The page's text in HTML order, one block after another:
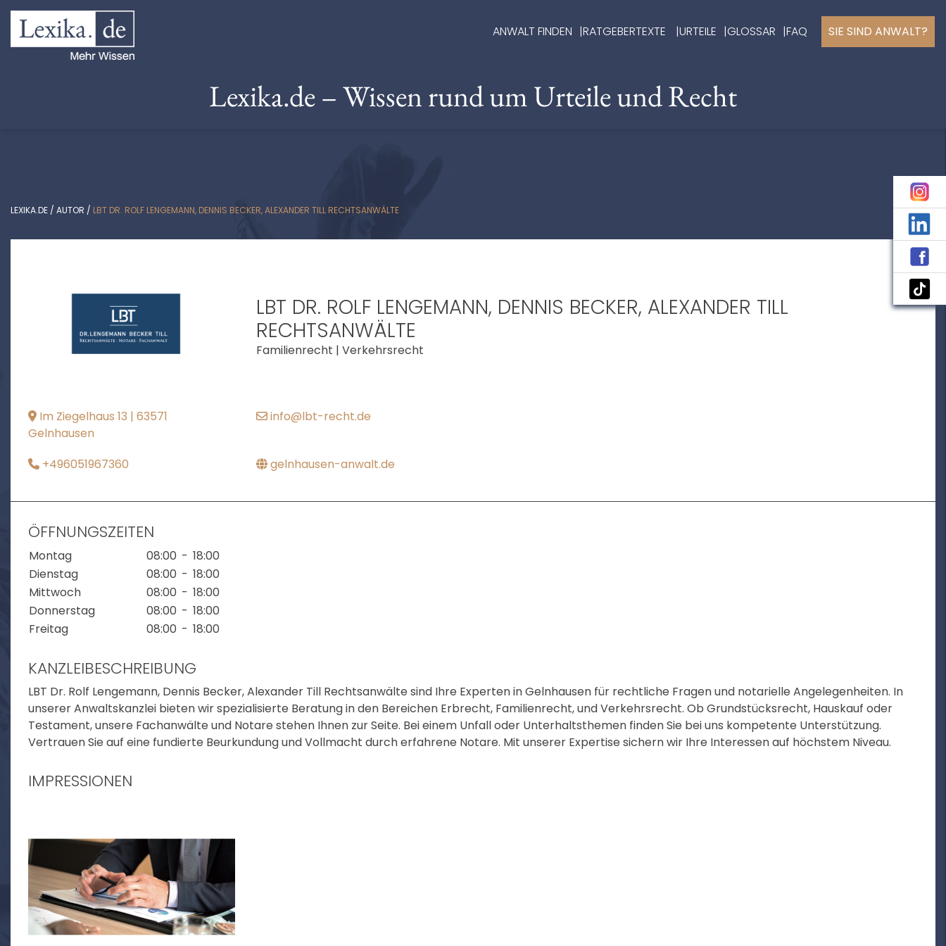
ANWALT FINDEN RATGEBERTEXTE URTEILE GLOSSAR FAQ SIE SIND ANWALT?
Lexika.de – Wissen rund um Urteile und Recht
LEXIKA.DE / AUTOR / LBT DR. ROLF LENGEMANN, DENNIS BECKER, ALEXANDER TILL RECHTSANWÄLTE
LBT DR. ROLF LENGEMANN, DENNIS BECKER, ALEXANDER TILL
RECHTSANWÄLTE
Familienrecht | Verkehrsrecht
Im Ziegelhaus 13 | 63571
Gelnhausen
info@lbt-recht.de
+496051967360 gelnhausen-anwalt.de
ÖFFNUNGSZEITEN
Montag 08:00 - 18:00
Dienstag
08:00 - 18:00
Mittwoch
08:00 - 18:00
Donnerstag
08:00 - 18:00
Freitag
08:00 - 18:00
KANZLEIBESCHREIBUNG
LBT Dr. Rolf Lengemann, Dennis Becker, Alexander Till Rechtsanwälte sind Ihre Experten in Gelnhausen für rechtliche Fragen und notarielle Angelegenheiten. In
unserer Anwaltskanzlei bieten wir spezialisierte Beratung in den Bereichen Erbrecht, Familienrecht, und Verkehrsrecht. Ob Grundstücksrecht, Hauskauf oder
Testament, unsere Fachanwälte und Notare stehen Ihnen zur Seite. Bei einem Unfall oder Unterhaltsthemen finden Sie bei uns kompetente Unterstützung.
Vertrauen Sie auf eine fundierte Beurkundung und Vollmacht durch erfahrene Notare. Mit unserer Expertise sichern wir Ihre Interessen auf höchstem Niveau.
IMPRESSIONEN